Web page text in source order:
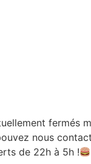
fermés
nous
de 22h à 5h !